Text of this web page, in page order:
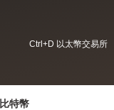
Ctrl+D 以太幣交易所
比特幣